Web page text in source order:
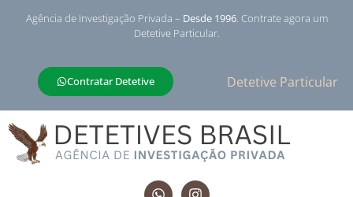
Agência de Investigação Privada – Desde 1996. Contrate agora um
Detetive Particular.
Contratar Detetive Detetive Particular